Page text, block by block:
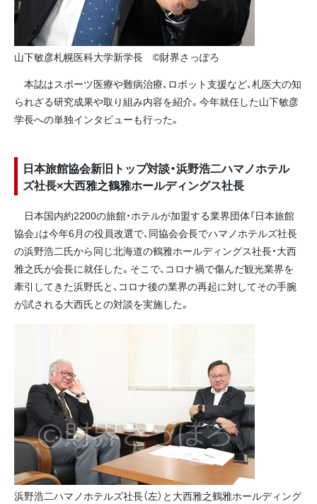
山下敏彦札幌医科大学新学長 ©財界さっぽろ
本誌はスポーツ医療や難病治療、ロボット支援など、札医大の知
られざる研究成果や取り組み内容を紹介。今年就任した山下敏彦
学長への単独インタビューも行った。
日本旅館協会新旧トップ対談・浜野浩二ハマノホテル
ズ社長×大西雅之鶴雅ホールディングス社長
日本国内約2200の旅館・ホテルが加盟する業界団体「日本旅館
協会」は今年6月の役員改選で、同協会会長でハマノホテルズ社長
の浜野浩二氏から同じ北海道の鶴雅ホールディングス社長・大西
雅之氏が会長に就任した。そこで、コロナ禍で傷んだ観光業界を
牽引してきた浜野氏と、コロナ後の業界の再起に対してその手腕
が試される大西氏との対談を実施した。
浜野浩二ハマノホテルズ社長（左）と大西雅之鶴雅ホールディング